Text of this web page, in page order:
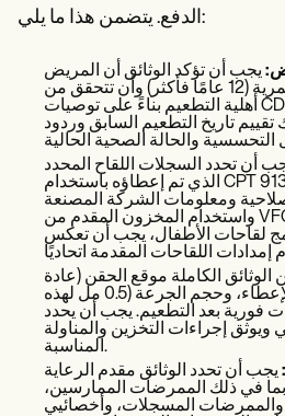
الدفع. يتضمن هذا ما يلي:
يجب أن تؤكد الوثائق أن المريض
يستوفي متطلبات الفئة العمرية (12 عامًا فأكثر) وأن تتحقق من
أهلية التطعيم بناءً على توصيات CDC الحالية وفحص موانع
تاريخ التطعيم السابق وردود
أن تحدد السجلات اللقاح المحدد
الذي تم إعطاؤه باستخدام CPT 91320، بما في ذلك رقم
ومعلومات الشركة المصنعة
واستخدام المخزون المقدم من VFC عند الاقتضاء. بالنسبة
لقاحات الأطفال، يجب أن تعكس
الوثائق الكاملة موقع الحقن (عادة
العضلات الدالية)، وتقنية الإعطاء، وحجم الجرعة (0.5 مل لهذه
فورية بعد التطعيم. يجب أن يحدد
إجراءات التخزين والمناولة
المناسبة.
يجب أن تحدد الوثائق مقدم الرعاية
بما في ذلك الممرضات الممارسين،
والممرضات المسجلات، وأخصائيي